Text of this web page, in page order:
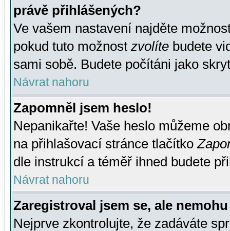
právě přihlášených?
Ve vašem nastavení najděte
pokud tuto možnost zvolíte budete
sami sobě. Budete počítáni jako
Návrat nahoru
Zapomněl jsem heslo!
Nepanikařte! Vaše heslo můžeme
na přihlašovací stránce tlačítko
dle instrukcí a téměř ihned budete
Návrat nahoru
Zaregistroval jsem se, ale
Nejprve zkontrolujte, že zadáváte